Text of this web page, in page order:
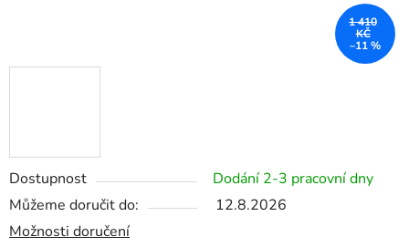
Dostupnost
Dodání 2-3 pracovní dny
Můžeme doručit do:
12.8.2026
Možnosti doručení
1 410
KČ
–11 %